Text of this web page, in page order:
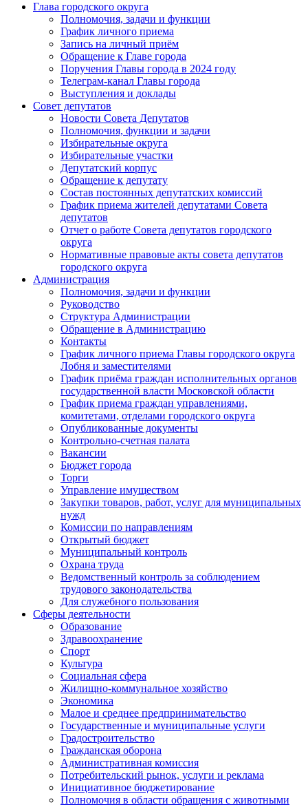
Глава городского округа
Полномочия, задачи и функции
График личного приема
Запись на личный приём
Обращение к Главе города
Поручения Главы города в 2024 году
Телеграм-канал Главы города
Выступления и доклады
Совет депутатов
Новости Совета Депутатов
Полномочия, функции и задачи
Избирательные округа
Избирательные участки
Депутатский корпус
Обращение к депутату
Состав постоянных депутатских комиссий
График приема жителей депутатами Совета
депутатов
Отчет о работе Совета депутатов городского
округа
Нормативные правовые акты совета депутатов
городского округа
Администрация
Полномочия, задачи и функции
Руководство
Структура Администрации
Обращение в Администрацию
Контакты
График личного приема Главы городского округа
Лобня и заместителями
График приёма граждан исполнительных органов
государственной власти Московской области
График приема граждан управлениями,
комитетами, отделами городского округа
Опубликованные документы
Контрольно-счетная палата
Вакансии
Бюджет города
Торги
Управление имуществом
Закупки товаров, работ, услуг для муниципальных
нужд
Комиссии по направлениям
Открытый бюджет
Муниципальный контроль
Охрана труда
Ведомственный контроль за соблюдением
трудового законодательства
Для служебного пользования
Сферы деятельности
Образование
Здравоохранение
Спорт
Культура
Социальная сфера
Жилищно-коммунальное хозяйство
Экономика
Малое и среднее предпринимательство
Государственные и муниципальные услуги
Градостроительство
Гражданская оборона
Административная комиссия
Потребительский рынок, услуги и реклама
Инициативное бюджетирование
Полномочия в области обращения с животными